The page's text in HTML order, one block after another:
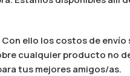
ello los costos de envío
cualquier producto no
tus mejores amigos/as.